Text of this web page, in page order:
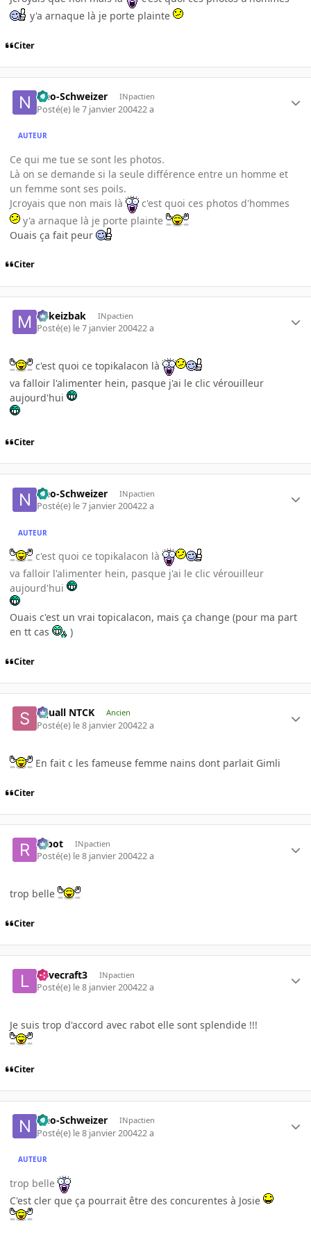
y'a arnaque là je porte plainte
Citer
Neo-Schweizer INpactien
Posté(e) le 7 janvier 200422 a
AUTEUR
Ce qui me tue se sont les photos.
Là on se demande si la seule différence entre un homme et
un femme sont ses poils.
Jcroyais que non mais là
c'est quoi ces photos d'hommes
y'a arnaque là je porte plainte
Ouais ça fait peur
Citer
Mikeizbak INpactien
Posté(e) le 7 janvier 200422 a
c'est quoi ce topikalacon là
va falloir l'alimenter hein, pasque j'ai le clic vérouilleur
aujourd'hui
Citer
Neo-Schweizer INpactien
Posté(e) le 7 janvier 200422 a
AUTEUR
c'est quoi ce topikalacon là
va falloir l'alimenter hein, pasque j'ai le clic vérouilleur
aujourd'hui
Ouais c'est un vrai topicalacon, mais ça change (pour ma part
en tt cas
)
Citer
Squall NTCK Ancien
Posté(e) le 8 janvier 200422 a
En fait c les fameuse femme nains dont parlait Gimli
Citer
rabot INpactien
Posté(e) le 8 janvier 200422 a
trop belle
Citer
Lovecraft3 INpactien
Posté(e) le 8 janvier 200422 a
Je suis trop d'accord avec rabot elle sont splendide !!!
Citer
Neo-Schweizer INpactien
Posté(e) le 8 janvier 200422 a
AUTEUR
trop belle
C'est cler que ça pourrait être des concurentes à Josie